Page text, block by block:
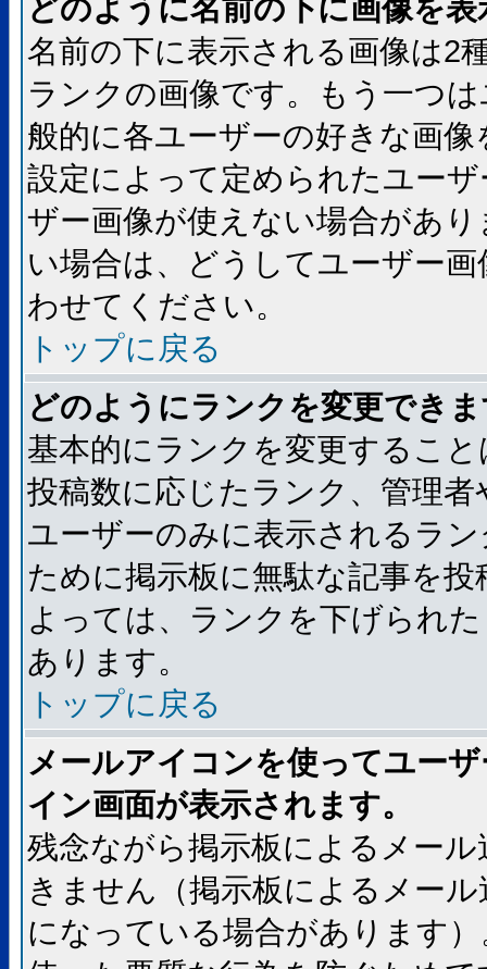
どのように名前の下に画像を
名前の下に表示される画像は2
ランクの画像です。もう一つ
般的に各ユーザーの好きな画
設定によって定められたユー
ザー画像が使えない場合があ
い場合は、どうしてユーザー
わせてください。
トップに戻る
どのようにランクを変更でき
基本的にランクを変更するこ
投稿数に応じたランク、管理
ユーザーのみに表示されるラ
ために掲示板に無駄な記事を
よっては、ランクを下げられ
あります。
トップに戻る
メールアイコンを使ってユー
イン画面が表示されます。
残念ながら掲示板によるメー
きません（掲示板によるメー
になっている場合があります